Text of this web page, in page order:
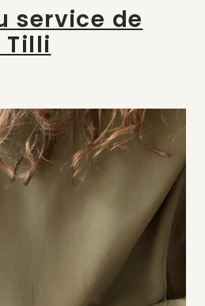
service de
Tilli